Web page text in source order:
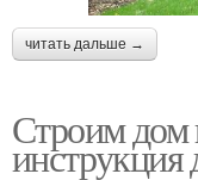
читать дальше →
Строим дом